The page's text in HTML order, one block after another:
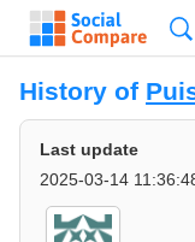
History of
Last update
2025-03-14